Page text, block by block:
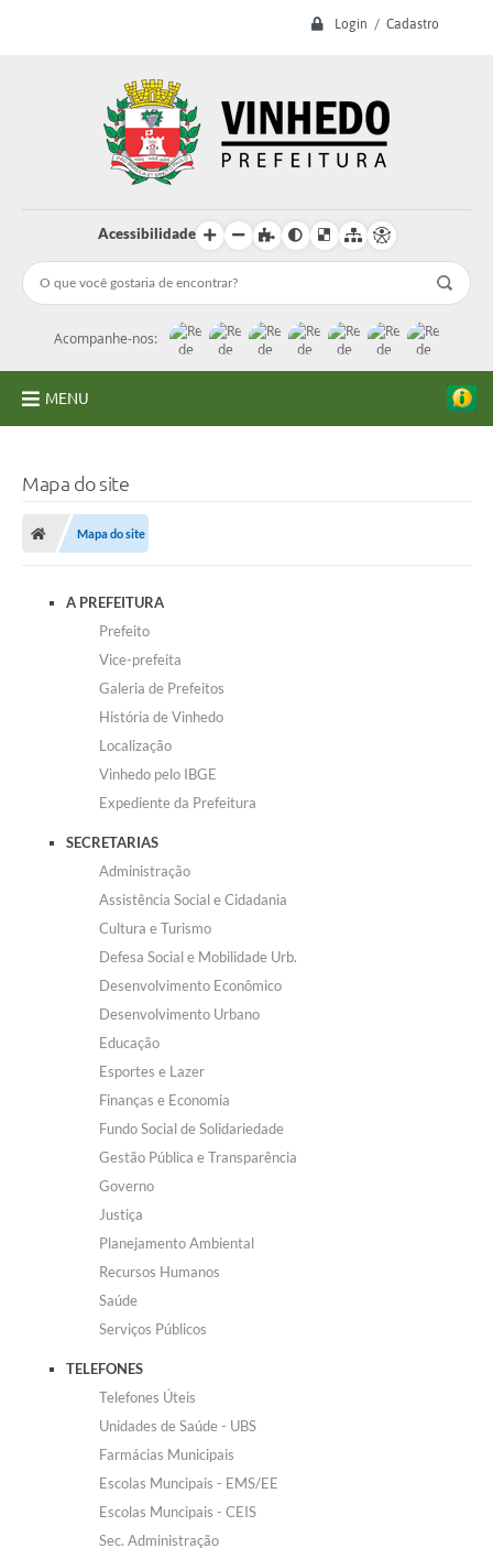
Login / Cadastro
Acessibilidade
Acompanhe-nos:
MENU
Secretarias
Telefones
Transparência
Concursos e Processos Seletivos
Inclusão e Acessibilidade
Tributos Online
Transporte Coletivo Municipal (Horários e
Itinerários)
Normas e Legislação
Defesa Civil
Convênios Terceiro Setor
Sistema de Protocolo
Poupatempo
Listagem dos CEPs de Vinhedo
Associação dos Servidores Públicos Municipais de
Carta de Serviços
Arquivos para Download
Mapa do site
Mapa do site
A PREFEITURA
Prefeito
Vice-prefeita
Galeria de Prefeitos
História de Vinhedo
Localização
Vinhedo pelo IBGE
Expediente da Prefeitura
SECRETARIAS
Administração
Assistência Social e Cidadania
Cultura e Turismo
Defesa Social e Mobilidade Urb.
Desenvolvimento Econômico
Desenvolvimento Urbano
Educação
Esportes e Lazer
Finanças e Economia
Fundo Social de Solidariedade
Gestão Pública e Transparência
Governo
Justiça
Planejamento Ambiental
Recursos Humanos
Saúde
Serviços Públicos
TELEFONES
Telefones Úteis
Unidades de Saúde - UBS
Farmácias Municipais
Escolas Muncipais - EMS/EE
Escolas Muncipais - CEIS
Sec. Administração